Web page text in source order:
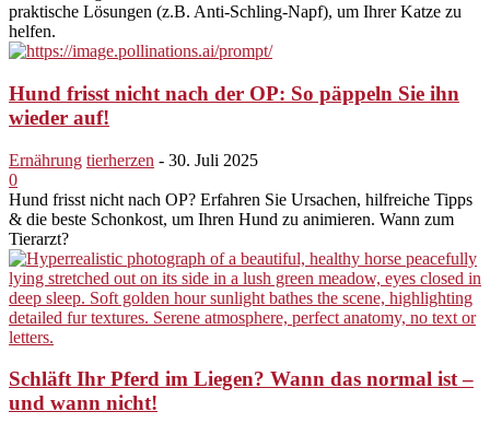
praktische Lösungen (z.B. Anti-Schling-Napf), um Ihrer Katze zu
helfen.
Hund frisst nicht nach der OP: So päppeln Sie ihn
wieder auf!
Ernährung tierherzen - 30. Juli 2025
0
Hund frisst nicht nach OP? Erfahren Sie Ursachen, hilfreiche Tipps
& die beste Schonkost, um Ihren Hund zu animieren. Wann zum
Tierarzt?
Schläft Ihr Pferd im Liegen? Wann das normal ist –
und wann nicht!